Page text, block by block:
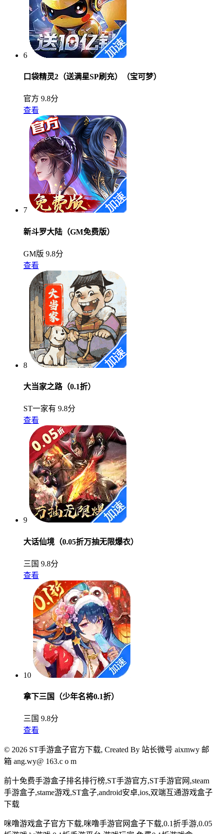
6
口袋精灵2（送满星SP刷充）（宝可梦）
官方 9.8分
查看
7
新斗罗大陆（GM免费版）
GM版 9.8分
查看
8
大当家之路（0.1折）
ST一家有 9.8分
查看
9
大话仙境（0.05折万抽无限爆衣）
三国 9.8分
查看
10
拿下三国（少年名将0.1折）
三国 9.8分
查看
© 2026 ST手游盒子官方下载, Created By 站长微号 aixmwy 邮
箱 ang.wy@ 163.c o m
前十免费手游盒子排名排行榜,ST手游官方,ST手游官网,steam
手游盒子,stame游戏,ST盒子,android安卓,ios,双端互通游戏盒子
下载
咪噜游戏盒子官方下载,咪噜手游官网盒子下载,0.1折手游,0.05